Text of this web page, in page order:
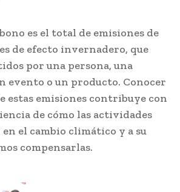
es el total de emisiones de
de efecto invernadero, que
por una persona, una
evento o un producto. Conocer
estas emisiones contribuye con
de cómo las actividades
el cambio climático y a su
compensarlas.